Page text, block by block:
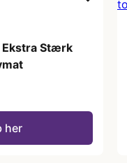
Stærk
her